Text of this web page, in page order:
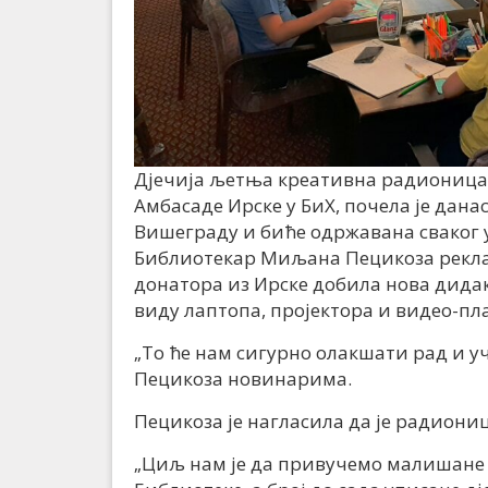
Дјечија љетња креативна
Амбасаде Ирске у БиХ, почела је
Вишеграду и биће одржавана сваког
Библиотекар Миљана Пецикоза
донатора из Ирске добила нова
виду лаптопа, пројектора и видео-
„То ће нам сигурно олакшати рад и
Пецикоза новинарима.
Пецикоза је нагласила да је
„Циљ нам је да привучемо